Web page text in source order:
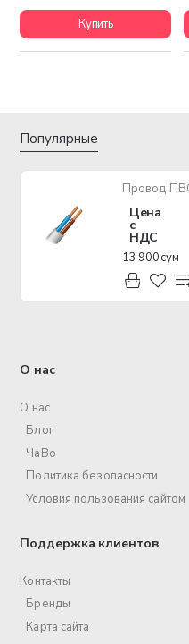
Купить
Популярные
Цена
с
НДС
13 900 сум
О нас
О нас
Блог
ЧаВо
Политика безопасности
Условия пользования сайтом
Поддержка клиентов
Контакты
Бренды
Карта сайта